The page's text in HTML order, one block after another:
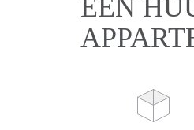
EEN